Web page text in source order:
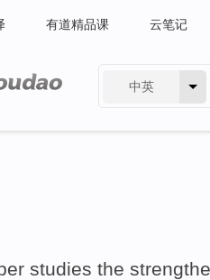
有道精品课 云笔记
中英
studies the